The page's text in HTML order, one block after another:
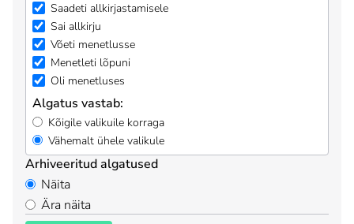
Saadeti allkirjastamisele
Sai allkirju
Võeti menetlusse
Menetleti lõpuni
Oli menetluses
Algatus vastab:
Kõigile valikuile korraga
Vähemalt ühele valikule
Arhiveeritud algatused
Näita
Ära näita